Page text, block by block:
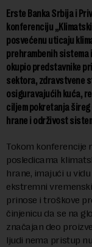
Erste Banka Srbija i
konferenciju
posvećenu uticaju
prehrambenih sistema
okupio predstavnike
sektora, zdravstvene
osiguravajućih kuća,
ciljem pokretanja
hrane i održivost
Tokom konferencije
posledicama
hrane, imajući u
ekstremni
prinose i troškove
činjenicu da se na
značajan deo
ljudi nema pristup